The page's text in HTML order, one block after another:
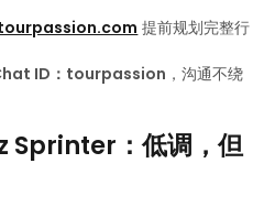
提前规划完整行
ID：tourpassion ，沟通不绕
：低调，但